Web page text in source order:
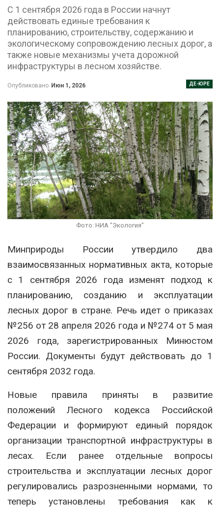
С 1 сентября 2026 года в России начнут
действовать единые требования к
планированию, строительству, содержанию и
экологическому сопровождению лесных дорог, а
также новые механизмы учета дорожной
инфраструктуры в лесном хозяйстве.
ДЕ-ЮРЕ
Опубликовано Июн 1, 2026
Фото: НИА "Экология"
Минприроды России утвердило два
взаимосвязанных нормативных акта, которые
с 1 сентября 2026 года изменят подход к
планированию, созданию и эксплуатации
лесных дорог в стране. Речь идет о приказах
№256 от 28 апреля 2026 года и №274 от 5 мая
2026 года, зарегистрированных Минюстом
России. Документы будут действовать до 1
сентября 2032 года.
Новые правила приняты в развитие
положений Лесного кодекса Российской
Федерации и формируют единый порядок
организации транспортной инфраструктуры в
лесах. Если ранее отдельные вопросы
строительства и эксплуатации лесных дорог
регулировались разрозненными нормами, то
теперь установлены требования как к